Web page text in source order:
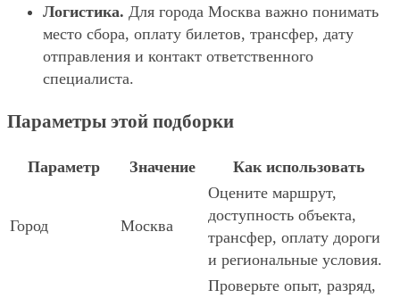
Логистика. Для города Москва важно понимать
место сбора, оплату билетов, трансфер, дату
отправления и контакт ответственного
специалиста.
Параметры этой подборки
Параметр Значение Как использовать
Город Москва
Оцените маршрут,
доступность объекта,
трансфер, оплату дороги
и региональные условия.
Проверьте опыт, разряд,